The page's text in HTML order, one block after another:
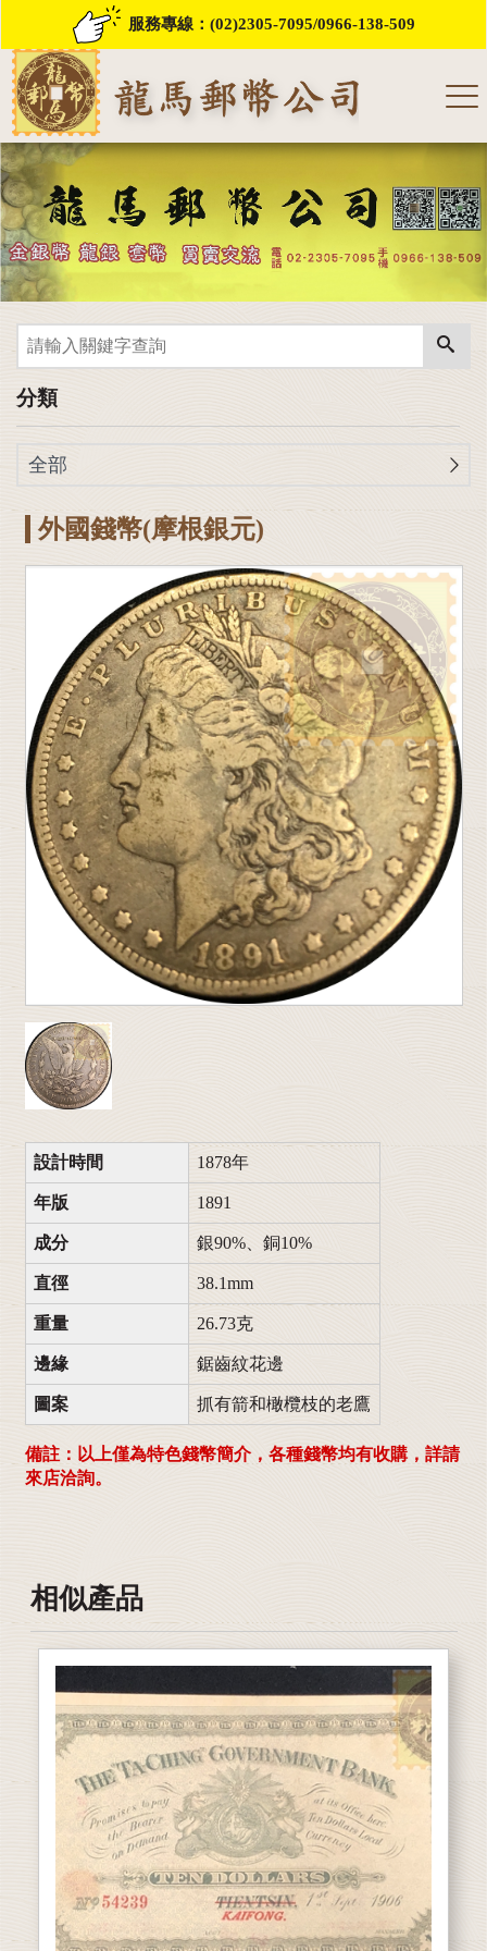
服務專線：(02)2305-7095/0966-138-509
分類
全部
外國錢幣(摩根銀元)
設計時間 1878年
年版 1891
成分 銀90%、銅10%
直徑 38.1mm
重量 26.73克
邊緣 鋸齒紋花邊
圖案 抓有箭和橄欖枝的老鷹
備註：以上僅為特色錢幣簡介，各種錢幣均有收購，詳請
來店洽詢。
相似產品